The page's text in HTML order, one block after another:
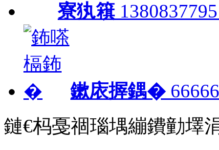
寮犱簯
鏉庡搱鍝�
鏈€杩戞祻瑙堣繃鐨勭墿